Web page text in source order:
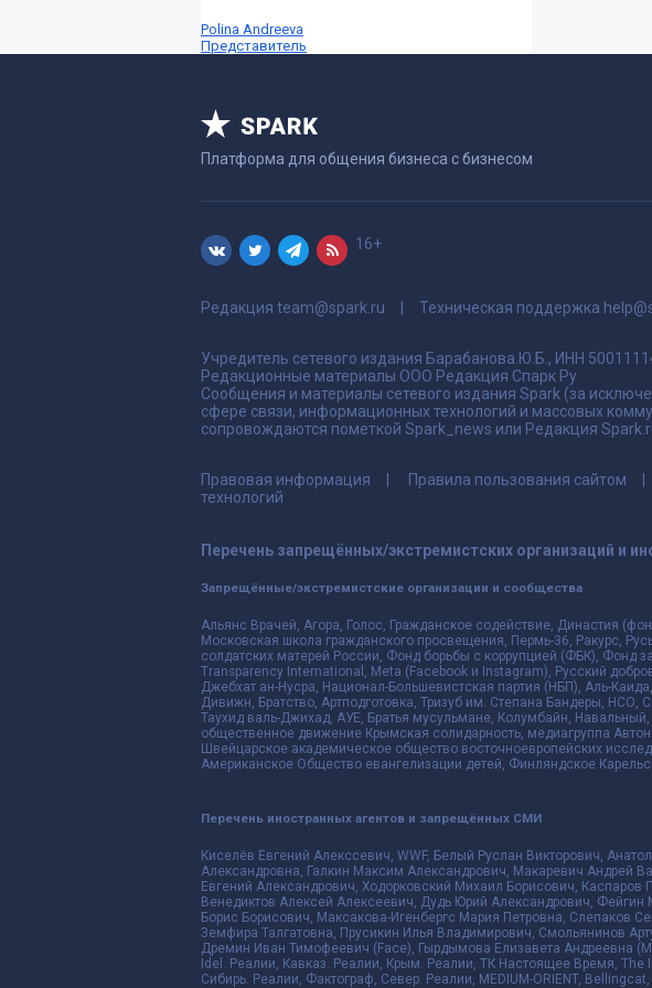
Polina Andreeva
Представитель
Платформа для общения бизнеса с бизнесом
16+
Редакция team@spark.ru Техническая поддержка
Учредитель сетевого издания Барабанова.Ю.Б., ИНН
Редакционные материалы ООО Редакция Спарк Ру
Сообщения и материалы сетевого издания Spark (за
сфере связи, информационных технологий и массовых
сопровождаются пометкой Spark_news или Редакция
Правовая информация Правила пользования сайтом
технологий
Перечень запрещённых/экстремистских организаций и
Запрещённые/экстремистские организации и сообщества
Альянс Врачей, Агора, Голос, Гражданское содействие, Династия
Московская школа гражданского просвещения, Пермь-36, Ракурс,
солдатских матерей России, Фонд борьбы с коррупцией (ФБК),
Transparency International, Meta (Facebook и Instagram), Русский
Джебхат ан-Нусра, Национал-Большевистская партия (НБП), Аль-
Дивижн, Братство, Артподготовка, Тризуб им. Степана Бандеры, НСО,
Таухид валь-Джихад, АУЕ, Братья мусульмане, Колумбайн,
общественное движение Крымская солидарность, медиагруппа
Швейцарское академическое общество восточноевропейских
Американское Общество евангелизации детей, Финляндское
Перечень иностранных агентов и запрещённых СМИ
Киселёв Евгений Алекссевич, WWF, Белый Руслан Викторович,
Александровна, Галкин Максим Александрович, Макаревич Андрей
Евгений Александрович, Ходорковский Михаил Борисович,
Венедиктов Алексей Алексеевич, Дудь Юрий Александрович,
Борис Борисович, Максакова-Игенбергс Мария Петровна, Слепаков
Земфира Талгатовна, Прусикин Илья Владимирович, Смольянинов
Дремин Иван Тимофеевич (Face), Гырдымова Елизавета Андреевна
Idel. Реалии, Кавказ. Реалии, Крым. Реалии, ТК Настоящее Время, The
Сибирь. Реалии, Фактограф, Север. Реалии, MEDIUM-ORIENT,